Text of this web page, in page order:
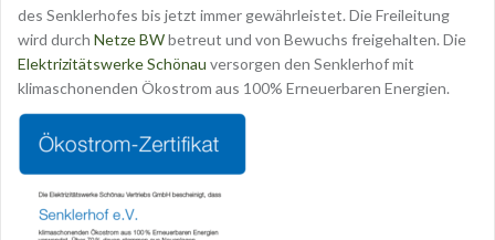
des Senklerhofes bis jetzt immer gewährleistet. Die Freileitung
wird durch Netze BWbetreut und von Bewuchs freigehalten. Die
Elektrizitätswerke Schönau versorgen den Senklerhof mit
klimaschonenden Ökostrom aus 100% Erneuerbaren Energien.